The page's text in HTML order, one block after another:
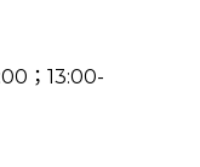
；13:00-